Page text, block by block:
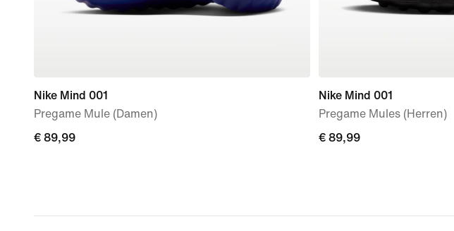
Nike Mind 001
Pregame Mule (Damen)
€ 89,99
€ 89,99
Nike Mind 001
Pregame Mules (Herren)
€ 89,99
€ 89,99